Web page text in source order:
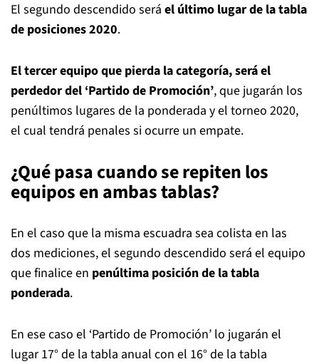
El segundo descendido será el último lugar de la tabla
de posiciones 2020.
El tercer equipo que pierda la categoría, será el
perdedor del ‘Partido de Promoción’, que jugarán los
penúltimos lugares de la ponderada y el torneo 2020,
el cual tendrá penales si ocurre un empate.
¿Qué pasa cuando se repiten los
equipos en ambas tablas?
En el caso que la misma escuadra sea colista en las
dos mediciones, el segundo descendido será el equipo
que finalice en penúltima posición de la tabla
ponderada.
En ese caso el ‘Partido de Promoción’ lo jugarán el
lugar 17° de la tabla anual con el 16° de la tabla